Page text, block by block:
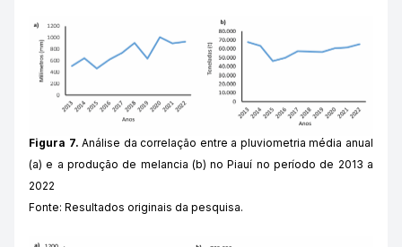
Figura 7. Análise da correlação entre a pluviometria média anual
(a) e a produção de melancia (b) no Piauí no período de 2013 a
2022
Fonte: Resultados originais da pesquisa.